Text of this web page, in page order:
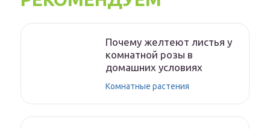
Почему желтеют листья у
комнатной розы в
домашних условиях
Комнатные растения